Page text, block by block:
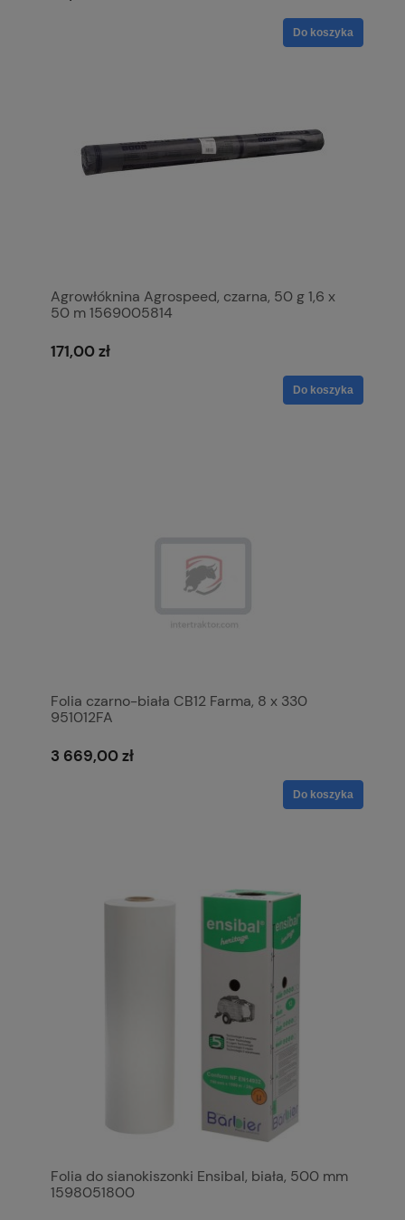
Do koszyka
Agrowłóknina Agrospeed, czarna, 50 g 1,6 x
50 m 1569005814
171,00 zł
Do koszyka
Folia czarno-biała CB12 Farma, 8 x 330
951012FA
3 669,00 zł
Do koszyka
Folia do sianokiszonki Ensibal, biała, 500 mm
1598051800